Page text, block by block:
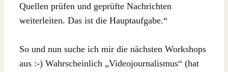
Quellen prüfen und geprüfte Nachrichten
weiterleiten. Das ist die Hauptaufgabe.“
So und nun suche ich mir die nächsten Workshops
aus :-) Wahrscheinlich „Videojournalismus“ (hat